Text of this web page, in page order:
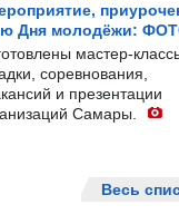
Дня молодёжи:
мастер-
соревнования,
и презентации
Самары.
Весь